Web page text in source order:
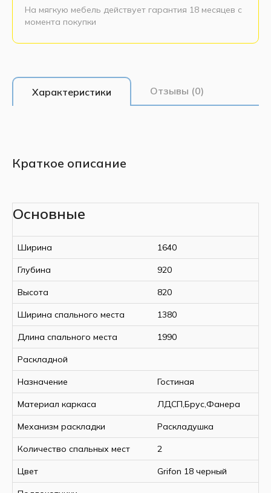
На мягкую мебель действует гарантия 18 месяцев с
момента покупки
Характеристики Отзывы (0)
Краткое описание
Основные
Ширина 1640
Глубина 920
Высота 820
Ширина спального места 1380
Длина спального места 1990
Раскладной
Назначение Гостиная
Материал каркаса ЛДСП,Брус,Фанера
Механизм раскладки Раскладушка
Количество спальных мест 2
Цвет Grifon 18 черный